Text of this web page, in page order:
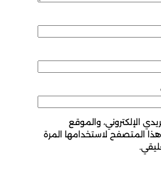
الإلكتروني، والموقع
هذا المتصفح لاستخدامها المرة